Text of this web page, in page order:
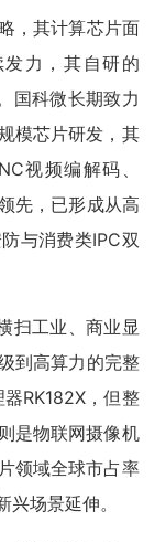
，其计算芯片面
力，其自研的
国科微长期致力
模芯片研发，其
视频编解码、
先，已形成从高
与消费类IPC双
扫工业、商业显
到高算力的完整
RK182X，但整
是物联网摄像机
领域全球市占率
场景延伸。